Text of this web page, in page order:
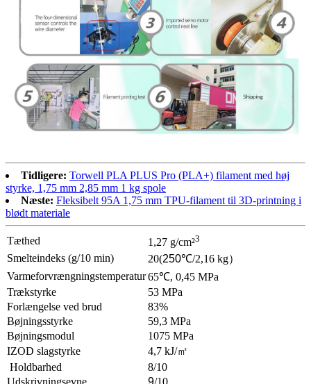
Tidligere: Torwell PLA PLUS Pro (PLA+) filament med høj
styrke, 1,75 mm 2,85 mm 1 kg spole
Næste: Fleksibelt 95A 1,75 mm TPU-filament til 3D-printning i
blødt materiale
Tæthed 1,27 g/cm²3
Smelteindeks (g/10 min) 20(250℃/2,16 kg）
Varmeforvrængningstemperatur65℃, 0,45 MPa
Trækstyrke
53 MPa
Forlængelse ved brud
83%
Bøjningsstyrke
59,3 MPa
Bøjningsmodul
1075 MPa
IZOD slagstyrke
4,7 kJ/㎡
Holdbarhed
8/10
Udskrivningsevne
9/10